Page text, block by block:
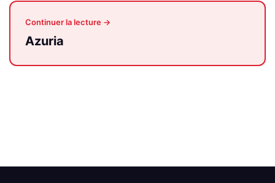
Continuer la lecture →
Azuria